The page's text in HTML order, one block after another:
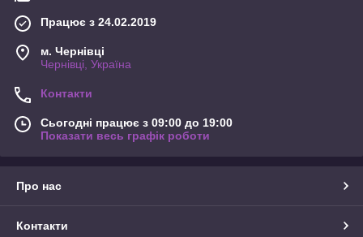
Працює з 24.02.2019
м. Чернівці
Чернівці, Україна
Контакти
Сьогодні працює з 09:00 до 19:00
Показати весь графік роботи
Про нас
Контакти